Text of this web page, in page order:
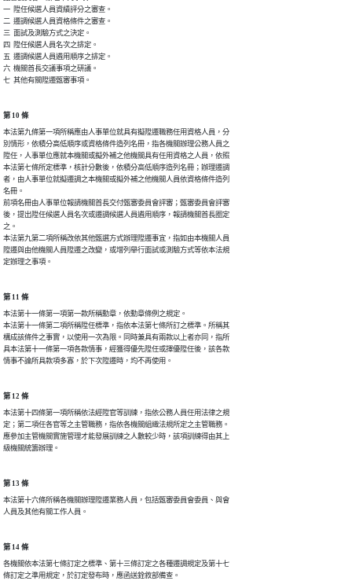
一  陞任候選人員資績評分之審查。
二  遷調候選人員資格條件之審查。
三  面試及測驗方式之決定。
四  陞任候選人員名次之排定。
五  遷調候選人員遴用順序之排定。
六  機關首長交議事項之研議。
七  其他有關陞遷甄審事項。
第 10 條
本法第九條第一項所稱應由人事單位就具有擬陞遷職務任用資格人員，分
別情形，依積分高低順序或資格條件造列名冊，指各機關辦理公務人員之
陞任，人事單位應就本機關或擬外補之他機關具有任用資格之人員，依照
本法第七條所定標準，核計分數後，依積分高低順序造列名冊；辦理遷調
者，由人事單位就擬遷調之本機關或擬外補之他機關人員依資格條件造列
名冊。
前項名冊由人事單位報請機關首長交付甄審委員會評審；甄審委員會評審
後，提出陞任候選人員名次或遷調候選人員遴用順序，報請機關首長圈定
之。
本法第九第二項所稱改依其他甄選方式辦理陞遷事宜，指如由本機關人員
陞遷與由他機關人員陞遷之改變，或增列舉行面試或測驗方式等依本法規
定辦理之事項。
第 11 條
本法第十一條第一項第一款所稱勳章，依勳章條例之規定。
本法第十一條第二項所稱陞任標準，指依本法第七條所訂之標準。所稱其
構成該條件之事實，以使用一次為限。同時兼具有兩款以上者亦同，指所
具本法第十一條第一項各款情事，經獲得優先陞任或擇優陞任後，該各款
情事不論所具款項多寡，於下次陞遷時，均不再使用。
第 12 條
本法第十四條第一項所稱依法經陞官等訓練，指依公務人員任用法律之規
定；第二項任各官等之主管職務，指依各機關組織法規所定之主管職務。
應參加主管機關實施管理才能發展訓練之人數較少時，該項訓練得由其上
級機關統籌辦理。
第 13 條
本法第十六條所稱各機關辦理陞遷業務人員，包括甄審委員會委員、與會
人員及其他有關工作人員。
第 14 條
各機關依本法第七條訂定之標準、第十三條訂定之各種遷調規定及第十七
條訂定之準用規定，於訂定發布時，應函送銓敘部備查。